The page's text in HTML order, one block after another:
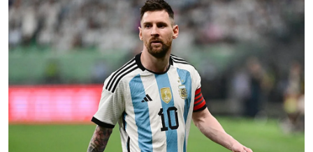
Muat turun aplikasi Sinar Harian.Klik di sini!
Harap bantu kajian selidik kami dan
dapatkan baucar tunai.
×
Apakah tahap kelayakan akademik anda?
Sekolah rendah Sekolah menengah